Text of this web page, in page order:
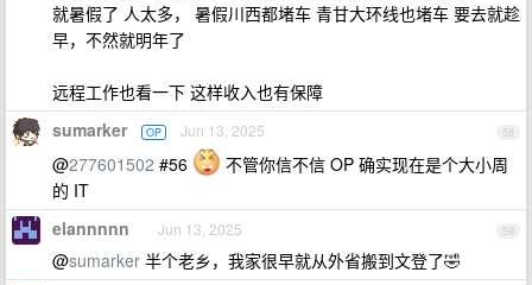
就暑假了 人太多， 暑假川西都堵车 青甘大环线也堵车 要去就趁
早，不然就明年了
远程工作也看一下 这样收入也有保障
58
sumarker OP Jun 13, 2025
@277601502 #56
不管你信不信 OP 确实现在是个大小周
的 IT
59
elannnnn Jun 13, 2025
@sumarker 半个老乡，我家很早就从外省搬到文登了🤣